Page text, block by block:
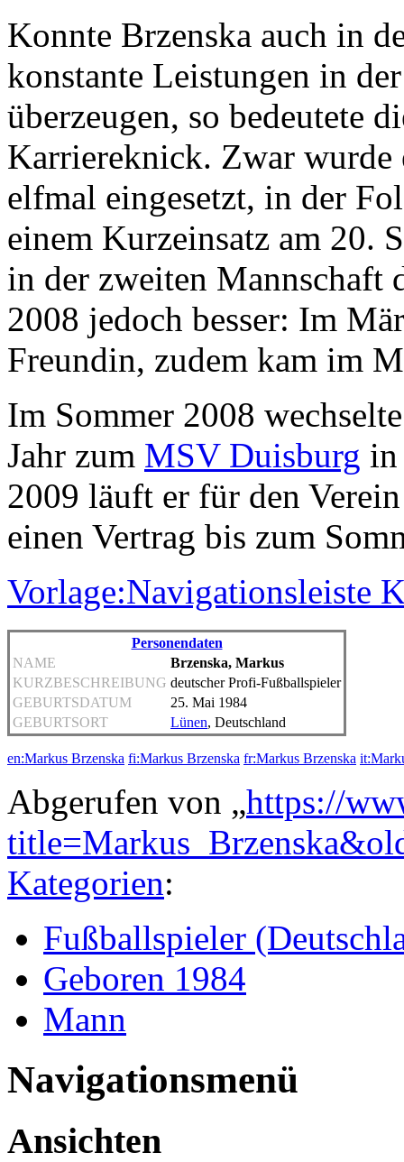
Konnte Brzenska auch in
konstante Leistungen in
überzeugen, so bedeutete
Karriereknick. Zwar wurde
elfmal eingesetzt, in der
einem Kurzeinsatz am 20.
in der zweiten Mannschaft
2008 jedoch besser: Im
Freundin, zudem kam im
Im Sommer 2008
Jahr zum MSV Duisburg in
2009 läuft er für den
einen Vertrag bis zum
Vorlage:Navigationsleiste
Personendaten
NAME
Brzenska, Markus
KURZBESCHREIBUNG deutscher Profi-Fußballspieler
GEBURTSDATUM
25. Mai 1984
GEBURTSORT
Lünen, Deutschland
en:Markus Brzenska fi:Markus Brzenska fr:Markus Brzenska
Abgerufen von „https://
Kategorien:
Fußballspieler
Geboren 1984
Mann
Navigationsmenü
Ansichten